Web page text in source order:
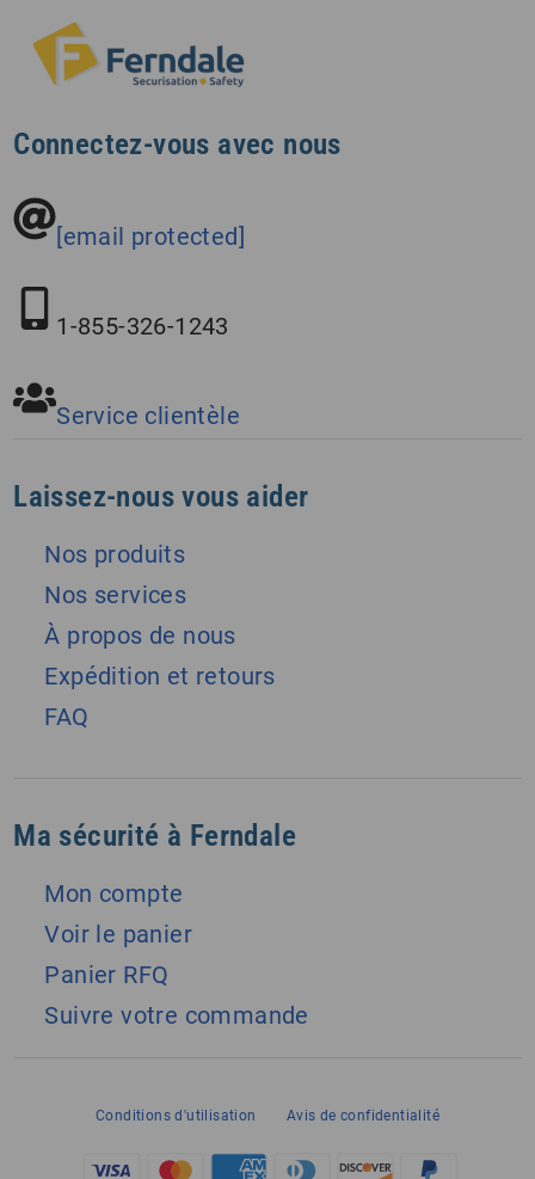
Connectez-vous avec nous
[email protected]
1-855-326-1243
Service clientèle
Laissez-nous vous aider
Nos produits
Nos services
À propos de nous
Expédition et retours
FAQ
Ma sécurité à Ferndale
Mon compte
Voir le panier
Panier RFQ
Suivre votre commande
Conditions d'utilisation Avis de confidentialité